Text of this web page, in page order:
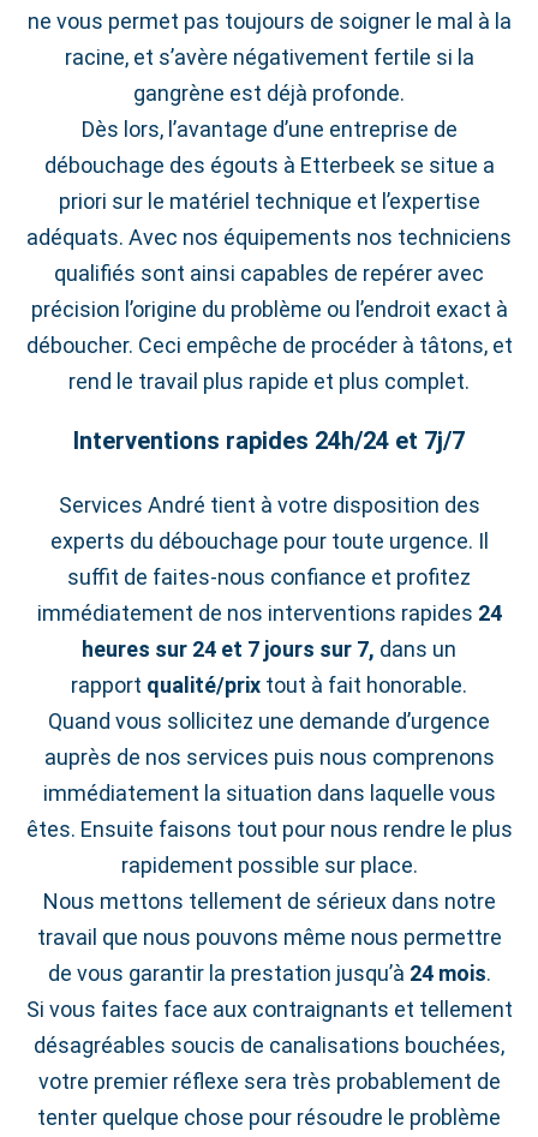
ne vous permet pas toujours de soigner le mal à la
racine, et s’avère négativement fertile si la
gangrène est déjà profonde.
Dès lors, l’avantage d’une entreprise de
débouchage des égouts à Etterbeek se situe a
priori sur le matériel technique et l’expertise
adéquats. Avec nos équipements nos techniciens
qualifiés sont ainsi capables de repérer avec
précision l’origine du problème ou l’endroit exact à
déboucher. Ceci empêche de procéder à tâtons, et
rend le travail plus rapide et plus complet.
Interventions rapides 24h/24 et 7j/7
Services André tient à votre disposition des
experts du débouchage pour toute urgence. Il
suffit de faites-nous confiance et profitez
immédiatement de nos interventions rapides 24
heures sur 24 et 7 jours sur 7, dans un
rapport qualité/prix tout à fait honorable.
Quand vous sollicitez une demande d’urgence
auprès de nos services puis nous comprenons
immédiatement la situation dans laquelle vous
êtes. Ensuite faisons tout pour nous rendre le plus
rapidement possible sur place.
Nous mettons tellement de sérieux dans notre
travail que nous pouvons même nous permettre
de vous garantir la prestation jusqu’à 24 mois.
Si vous faites face aux contraignants et tellement
désagréables soucis de canalisations bouchées,
votre premier réflexe sera très probablement de
tenter quelque chose pour résoudre le problème